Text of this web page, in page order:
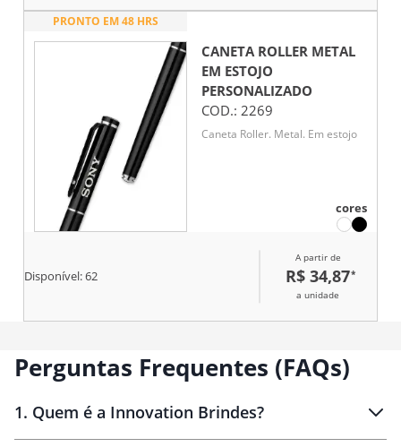
PRONTO EM 48 HRS
CANETA ROLLER METAL
EM ESTOJO
PERSONALIZADO
COD.: 2269
Caneta Roller. Metal. Em estojo
cores
Disponível:62
A partir de
R$ 34,87*
a unidade
Perguntas Frequentes (FAQs)
1. Quem é a Innovation Brindes?